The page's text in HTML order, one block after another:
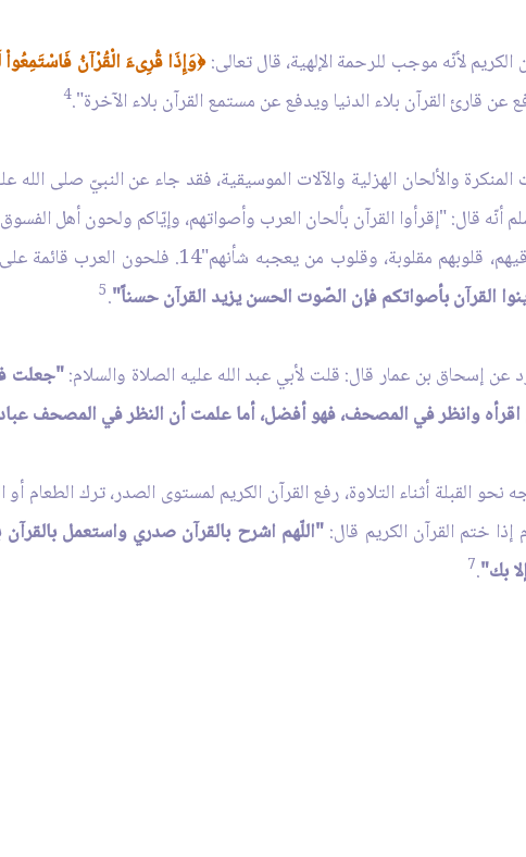
الكريم لأنّه موجب للرحمة الإلهية، قال تعالى:﴿وَإِذَا قُرِىءَ الْقُرْآنُ
قارئ القرآن بلاء الدنيا ويدفع عن مستمع القرآن بلاء الآخرة".4
أنّه قال: "إقرأوا القرآن بألحان العرب وأصواتهم، وإيّاكم ولحون أهل
ترجيع الغناء والنوح والرهبانيّة، لا يجوز تراقيهم،
القرآن بأصواتكم فإن الصّوت الحسن يزيد القرآن حسناً".
5
عن إسحاق بن عمار قال: قلت لأبي عبد الله عليه الصلاة والسلام:"جعلت
وانظر في المصحف، فهو أفضل، أما علمت أن النظر في المصحف
نحو القبلة أثناء التلاوة، رفع القرآن الكريم لمستوى الصدر، ترك
ختم القرآن الكريم قال: "اللّهم اشرح بالقرآن صدري واستعمل بالقرآن
بك".
7